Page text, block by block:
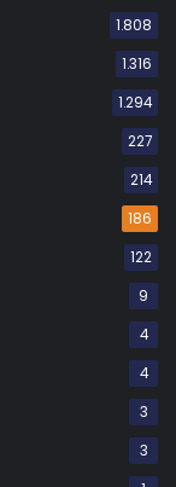
1.808
1.316
1.294
227
214
186
122
9
4
4
3
3